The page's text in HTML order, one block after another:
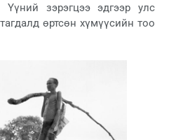
зэрэгцээ эдгээр улс
өртсөн хүмүүсийн тоо